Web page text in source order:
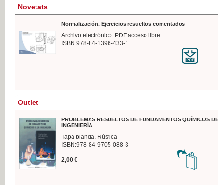
Novetats
Normalización. Ejercicios resueltos comentados
Archivo electrónico. PDF acceso libre
ISBN:978-84-1396-433-1
Outlet
PROBLEMAS RESUELTOS DE FUNDAMENTOS QUÍMICOS
INGENIERÍA
Tapa blanda. Rústica
ISBN:978-84-9705-088-3
2,00 €